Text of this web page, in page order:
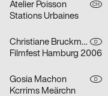
Atelier Poisson CH
Stations Urbaines
Christiane Bruckmann, Ute Necker D
Filmfest Hamburg 2006
Gosia Machon D
Kcrrims Meärchn